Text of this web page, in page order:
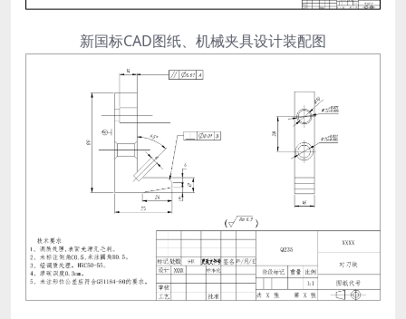
新国标CAD图纸、机械夹具设计装配图